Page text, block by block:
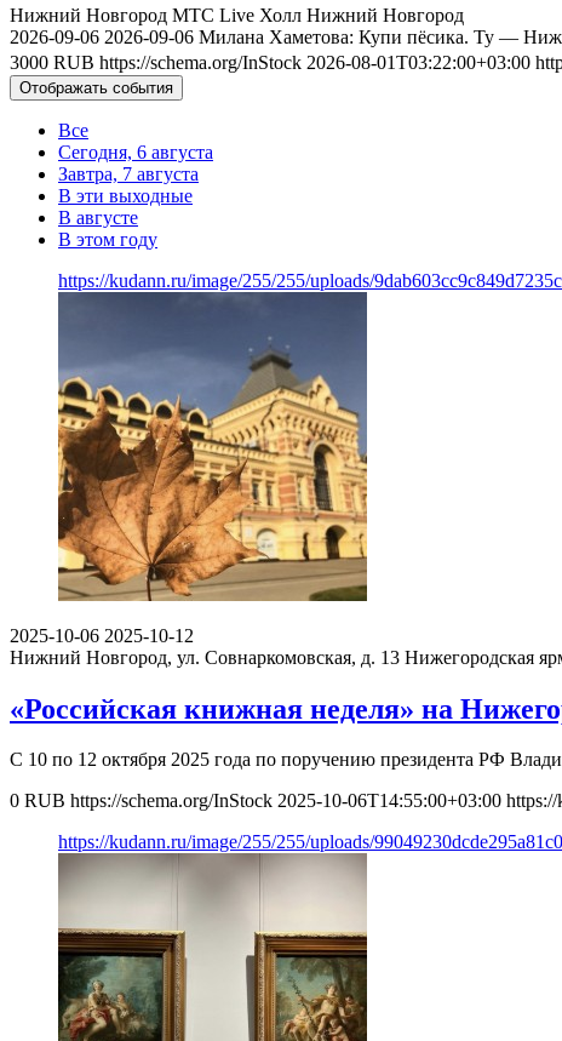
Нижний Новгород МТС Live Холл Нижний Новгород
2026-09-06 2026-09-06 Милана Хаметова: Купи пёсика. Ту —
3000 RUB https://schema.org/InStock 2026-08-01T03:22:00+03:00
Отображать события
Все
Сегодня, 6 августа
Завтра, 7 августа
В эти выходные
В августе
В этом году
https://kudann.ru/image/255/255/uploads/
2025-10-06 2025-10-12
Нижний Новгород, ул. Совнаркомовская, д. 13 Нижегородская
«Российская книжная неделя» на
С 10 по 12 октября 2025 года по поручению президента РФ
0 RUB https://schema.org/InStock 2025-10-06T14:55:00+03:00
https://kudann.ru/image/255/255/uploads/